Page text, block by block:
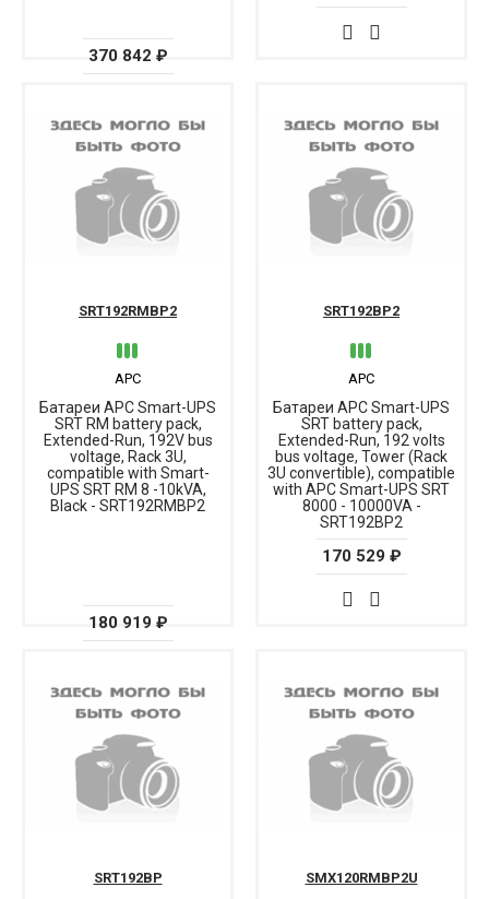
370 842 ₽
Батареи APC Smart-UPS
SRT RM battery pack,
Extended-Run, 192V bus
voltage, Rack 3U,
compatible with Smart-
UPS SRT RM 8 -10kVA,
Black - SRT192RMBP2
APC
SRT192RMBP2
180 919 ₽
Батареи APC Smart-UPS
SRT battery pack,
Extended-Run, 192 volts
bus voltage, Tower (Rack
3U convertible), compatible
with APC Smart-UPS SRT
8000 - 10000VA -
SRT192BP2
APC
SRT192BP2
170 529 ₽
SRT192BP SMX120RMBP2U